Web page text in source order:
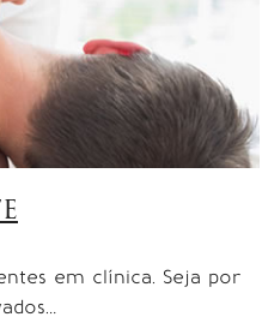
em clínica. Seja por